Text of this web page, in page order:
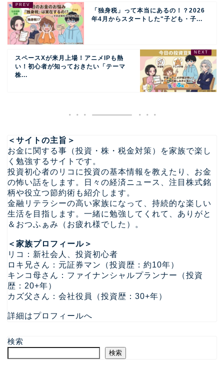
「独身税」って本当にあるの！？2026
年4月からスタートした"子ども・子...
スペースXが来月上場！アニメIPも熱
い！初心者が知っておきたい「テーマ
株...
＜サイトの主旨＞
お金に関する事（投資・株・税金対策）を家族で楽し
く勉強するサイトです。
投資初心者のリコに投資の基本情報を教えたり、お金
の怖い話をします。日々の経済ニュース、注目株式銘
柄や役立つ節約術も紹介します。
金融リテラシーの高い家族になって、持続的な楽しい
生活を目指します。一緒に勉強してくれて、ありがと
＆おつふぁみ（お疲れ様でした）。
＜家族プロフィール＞
リコ：新社会人、投資初心者
ロキ兄さん：元証券マン（投資歴：約10年）
キンコ母さん：ファイナンシャルプランナー（投資
歴：20+年）
カズ父さん：会社役員（投資歴：30+年）
詳細はプロフィールへ
検索
検索